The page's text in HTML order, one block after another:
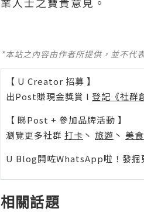
*本站之內容由作者所提供，並不代
【 U Creator 招募 】
出Post賺現金獎賞 l 登記《社群
【 睇Post + 參加品牌活動 】
瀏覽更多社群 打卡 丶 旅遊 丶 美食
U Blog開咗WhatsApp啦！發掘
相關話題